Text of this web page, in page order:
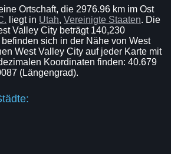
Ortschaft, die 2976.96 km im Ost
liegt in Utah, Vereinigte Staaten. Die
Valley City beträgt 140,230
befinden sich in der Nähe von West
West Valley City auf jeder Karte mit
Koordinaten finden: 40.679
(Längengrad).